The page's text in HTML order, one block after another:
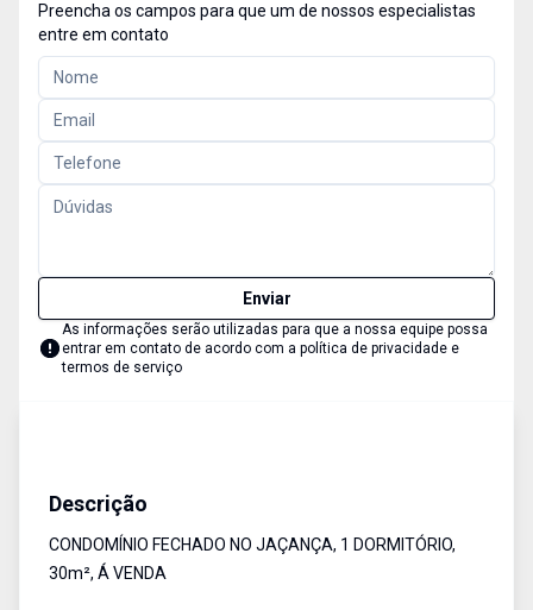
Preencha os campos para que um de nossos especialistas
entre em contato
Enviar
As informações serão utilizadas para que a nossa equipe possa
entrar em contato de acordo com a política de privacidade e
termos de serviço
Descrição
CONDOMÍNIO FECHADO NO JAÇANÇA, 1 DORMITÓRIO,
30m², Á VENDA